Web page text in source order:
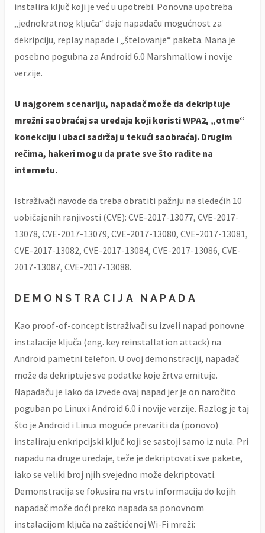
instalira ključ koji je već u upotrebi. Ponovna upotreba
„jednokratnog ključa“ daje napadaču mogućnost za
dekripciju, replay napade i „štelovanje“ paketa. Mana je
posebno pogubna za Android 6.0 Marshmallow i novije
verzije.
U najgorem scenariju, napadač može da dekriptuje
mrežni saobraćaj sa uređaja koji koristi WPA2, „otme“
konekciju i ubaci sadržaj u tekući saobraćaj. Drugim
rečima, hakeri mogu da prate sve što radite na
internetu.
Istraživači navode da treba obratiti pažnju na sledećih 10
uobičajenih ranjivosti (CVE): CVE-2017-13077, CVE-2017-
13078, CVE-2017-13079, CVE-2017-13080, CVE-2017-13081,
CVE-2017-13082, CVE-2017-13084, CVE-2017-13086, CVE-
2017-13087, CVE-2017-13088.
DEMONSTRACIJA NAPADA
Kao proof-of-concept istraživači su izveli napad ponovne
instalacije ključa (eng. key reinstallation attack) na
Android pametni telefon. U ovoj demonstraciji, napadač
može da dekriptuje sve podatke koje žrtva emituje.
Napadaču je lako da izvede ovaj napad jer je on naročito
poguban po Linux i Android 6.0 i novije verzije. Razlog je taj
što je Android i Linux moguće prevariti da (ponovo)
instaliraju enkripcijski ključ koji se sastoji samo iz nula. Pri
napadu na druge uređaje, teže je dekriptovati sve pakete,
iako se veliki broj njih svejedno može dekriptovati.
Demonstracija se fokusira na vrstu informacija do kojih
napadač može doći preko napada sa ponovnom
instalacijom ključa na zaštićenoj Wi-Fi mreži: